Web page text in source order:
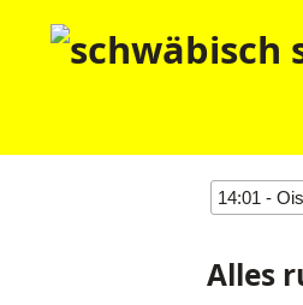
14:01 -
Alles